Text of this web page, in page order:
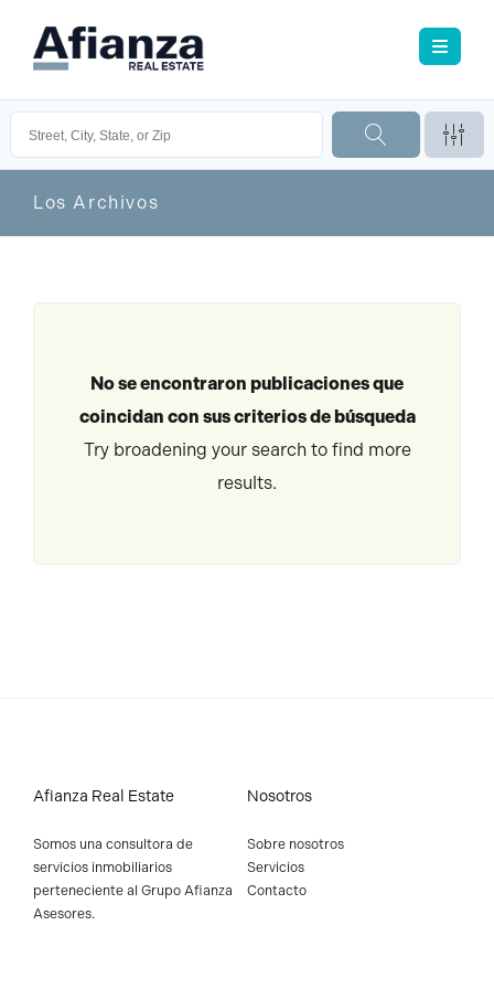
Los Archivos
No se encontraron publicaciones que
coincidan con sus criterios de búsqueda
Try broadening your search to find more
results.
Afianza Real Estate
Somos una consultora de
servicios inmobiliarios
perteneciente al Grupo Afianza
Asesores.
Nosotros
Sobre nosotros
Servicios
Contacto